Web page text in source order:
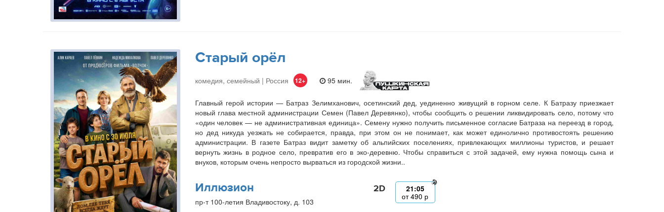
Старый орёл
комедия, семейный | Россия 12+ 95 мин.
Главный герой истории — Батраз Зелимханович, осетинский дед, уединенно живущий в горном селе. К Батразу приезжает
новый глава местной администрации Семен (Павел Деревянко), чтобы сообщить о решении ликвидировать село, потому что
«один человек — не административная единица». Семену нужно получить письменное согласие Батраза на переезд в город,
но дед никуда уезжать не собирается, правда, при этом он не понимает, как может единолично противостоять решению
администрации. В газете Батраз видит заметку об альпийских поселениях, привлекающих миллионы туристов, и решает
вернуть жизнь в родное село, превратив его в эко-деревню. Чтобы справиться с этой задачей, ему нужна помощь сына и
внуков, которым очень непросто вырваться из городской жизни..
Иллюзион
пр-т 100-летия Владивостоку, д. 103
2D
21:05
от490 р